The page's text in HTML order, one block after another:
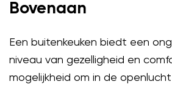
Bovenaan
Een buitenkeuken biedt een
niveau van gezelligheid en
mogelijkheid om in de